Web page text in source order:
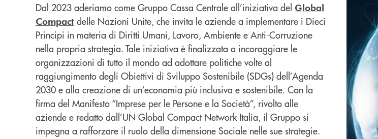
Dal 2023 aderiamo come Gruppo Cassa Centrale all’iniziativa del Global
Compact delle Nazioni Unite, che invita le aziende a implementare i Dieci
Principi in materia di Diritti Umani, Lavoro, Ambiente e Anti-Corruzione
nella propria strategia. Tale iniziativa è finalizzata a incoraggiare le
organizzazioni di tutto il mondo ad adottare politiche volte al
raggiungimento degli Obiettivi di Sviluppo Sostenibile (SDGs) dell’Agenda
2030 e alla creazione di un’economia più inclusiva e sostenibile. Con la
firma del Manifesto “Imprese per le Persone e la Società”, rivolto alle
aziende e redatto dall’UN Global Compact Network Italia, il Gruppo si
impegna a rafforzare il ruolo della dimensione Sociale nelle sue strategie.